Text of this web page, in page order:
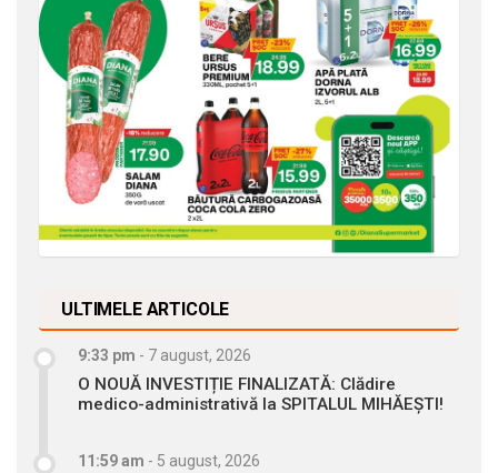
ULTIMELE ARTICOLE
9:33 pm - 7 august, 2026
O NOUĂ INVESTIȚIE FINALIZATĂ: Clădire
medico-administrativă la SPITALUL MIHĂEȘTI!
11:59 am - 5 august, 2026